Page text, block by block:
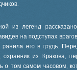
из легенд
на подступах
ранила его в грудь.
из Кракова,
о том самом часовом,